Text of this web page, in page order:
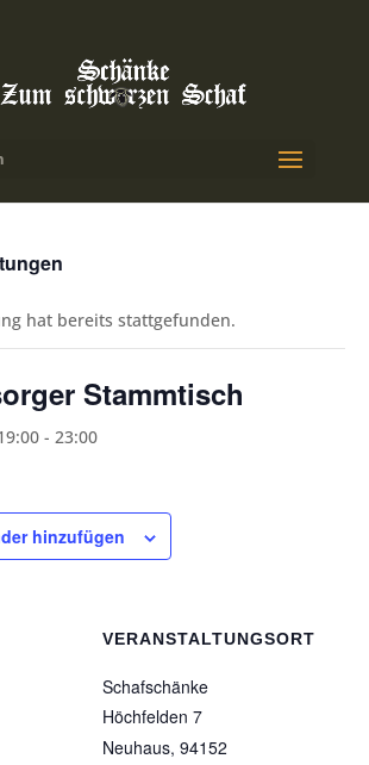
hat bereits stattgefunden.
Stammtisch
- 23:00
hinzufügen
VERANSTALTUNGSORT
Schafschänke
Höchfelden 7
Neuhaus, 94152